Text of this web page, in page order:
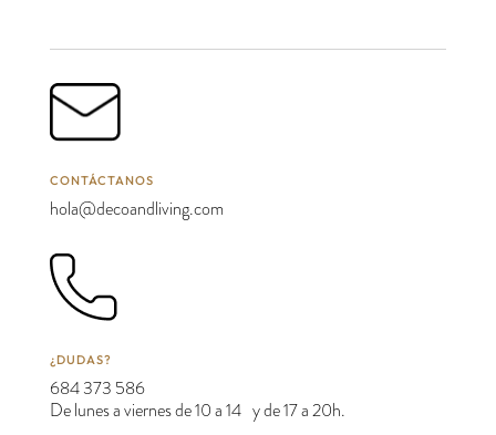
CONTÁCTANOS
hola@decoandliving.com
¿DUDAS?
684 373 586
De lunes a viernes de 10 a 14 y de 17 a 20h.